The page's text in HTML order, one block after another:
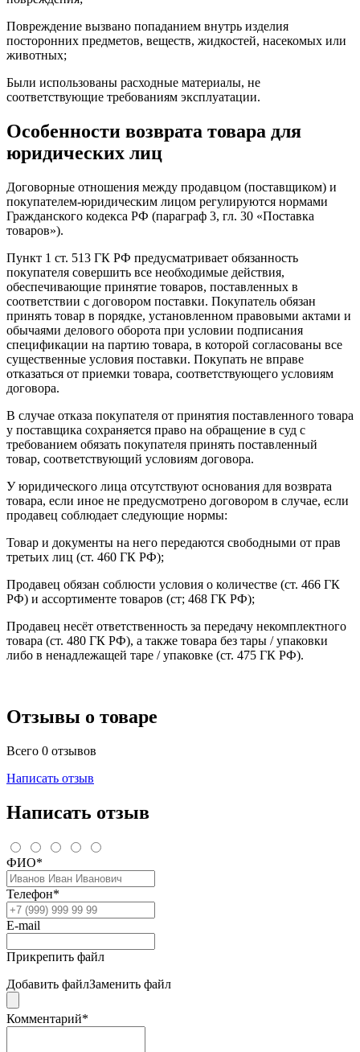
Повреждение вызвано попаданием внутрь изделия
посторонних предметов, веществ, жидкостей, насекомых или
животных;
Были использованы расходные материалы, не
соответствующие требованиям эксплуатации.
Особенности возврата товара для
юридических лиц
Договорные отношения между продавцом (поставщиком) и
покупателем-юридическим лицом регулируются нормами
Гражданского кодекса РФ (параграф 3, гл. 30 «Поставка
товаров»).
Пункт 1 ст. 513 ГК РФ предусматривает обязанность
покупателя совершить все необходимые действия,
обеспечивающие принятие товаров, поставленных в
соответствии с договором поставки. Покупатель обязан
принять товар в порядке, установленном правовыми актами и
обычаями делового оборота при условии подписания
спецификации на партию товара, в которой согласованы все
существенные условия поставки. Покупать не вправе
отказаться от приемки товара, соответствующего условиям
договора.
В случае отказа покупателя от принятия поставленного товара
у поставщика сохраняется право на обращение в суд с
требованием обязать покупателя принять поставленный
товар, соответствующий условиям договора.
У юридического лица отсутствуют основания для возврата
товара, если иное не предусмотрено договором в случае, если
продавец соблюдает следующие нормы:
Товар и документы на него передаются свободными от прав
третьих лиц (ст. 460 ГК РФ);
Продавец обязан соблюсти условия о количестве (ст. 466 ГК
РФ) и ассортименте товаров (ст; 468 ГК РФ);
Продавец несёт ответственность за передачу некомплектного
товара (ст. 480 ГК РФ), а также товара без тары / упаковки
либо в ненадлежащей таре / упаковке (ст. 475 ГК РФ).
Отзывы о товаре
Всего 0 отзывов
Написать отзыв
Написать отзыв
ФИО*
Телефон*
E-mail
Прикрепить файл
Добавить файлЗаменить файл
Комментарий*